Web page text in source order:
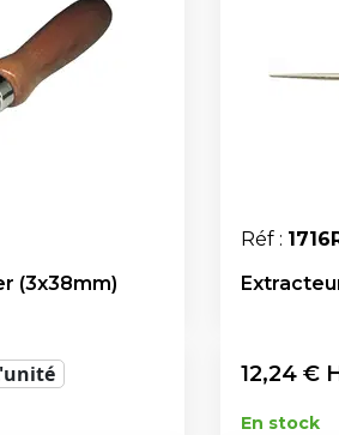
(3x38mm)
Réf :
12,24 €
En stock